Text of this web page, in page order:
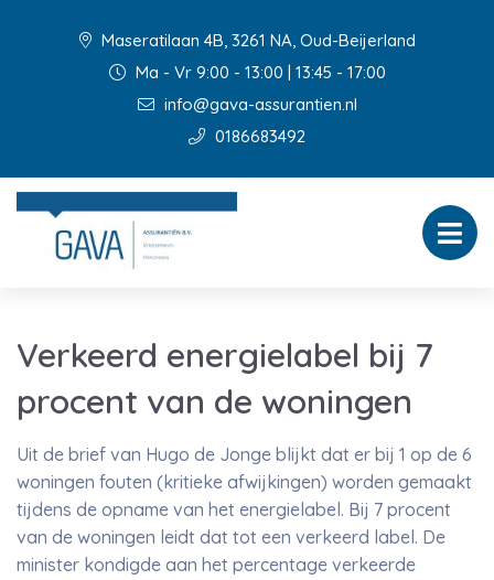
Maseratilaan 4B, 3261 NA, Oud-Beijerland
Ma - Vr 9:00 - 13:00 | 13:45 - 17:00
info@gava-assurantien.nl
0186683492
Verkeerd energielabel bij 7
procent van de woningen
Uit de brief van Hugo de Jonge blijkt dat er bij 1 op de 6
woningen fouten (kritieke afwijkingen) worden gemaakt
tijdens de opname van het energielabel. Bij 7 procent
van de woningen leidt dat tot een verkeerd label. De
minister kondigde aan het percentage verkeerde